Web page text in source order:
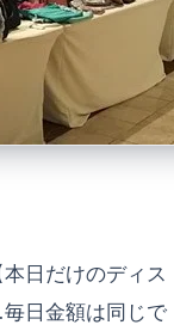
日だけのディス
日金額は同じで